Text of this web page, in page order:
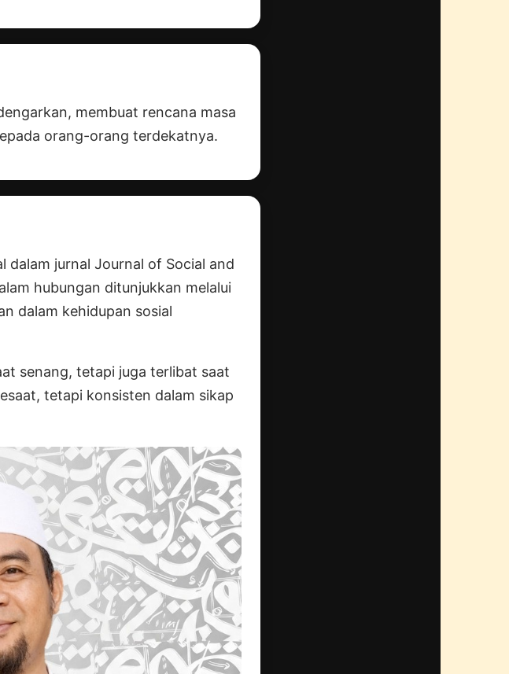
membuat rencana masa
orang-orang terdekatnya.
dalam jurnal Journal of Social and
hubungan ditunjukkan melalui
dalam kehidupan sosial
senang, tetapi juga terlibat saat
tetapi konsisten dalam sikap